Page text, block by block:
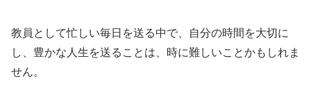
教員として忙しい毎日を送る中で、自分の時間を大切に
し、豊かな人生を送ることは、時に難しいことかもしれま
せん。